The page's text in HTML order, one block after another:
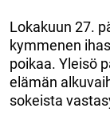
Lokakuun 27.
kymmenen
poikaa. Yleisö
elämän
sokeista